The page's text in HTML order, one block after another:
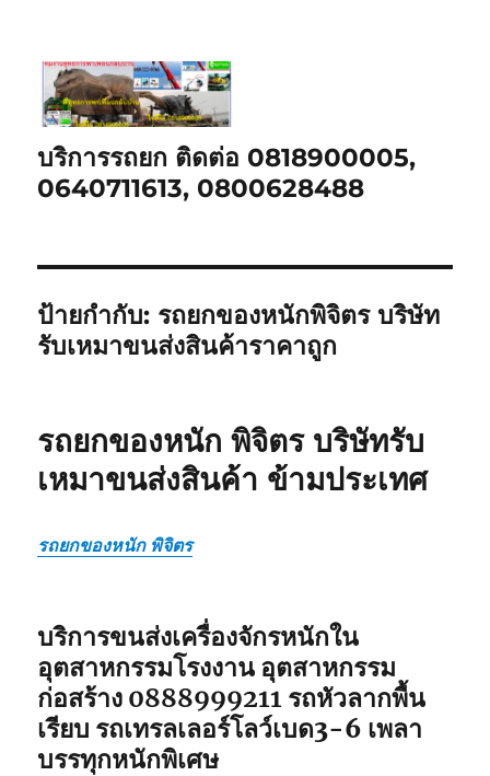
บริการรถยก ติดต่อ 0818900005,
0640711613, 0800628488
ป้ายกำกับ: รถยกของหนักพิจิตร บริษัท
รับเหมาขนส่งสินค้าราคาถูก
รถยกของหนัก พิจิตร บริษัทรับ
เหมาขนส่งสินค้า ข้ามประเทศ
รถยกของหนัก พิจิตร
บริการขนส่งเครื่องจักรหนักใน
อุตสาหกรรมโรงงาน อุตสาหกรรม
ก่อสร้าง 0888999211 รถหัวลากพื้น
เรียบ รถเทรลเลอร์โลว์เบด3-6 เพลา
บรรทุกหนักพิเศษ